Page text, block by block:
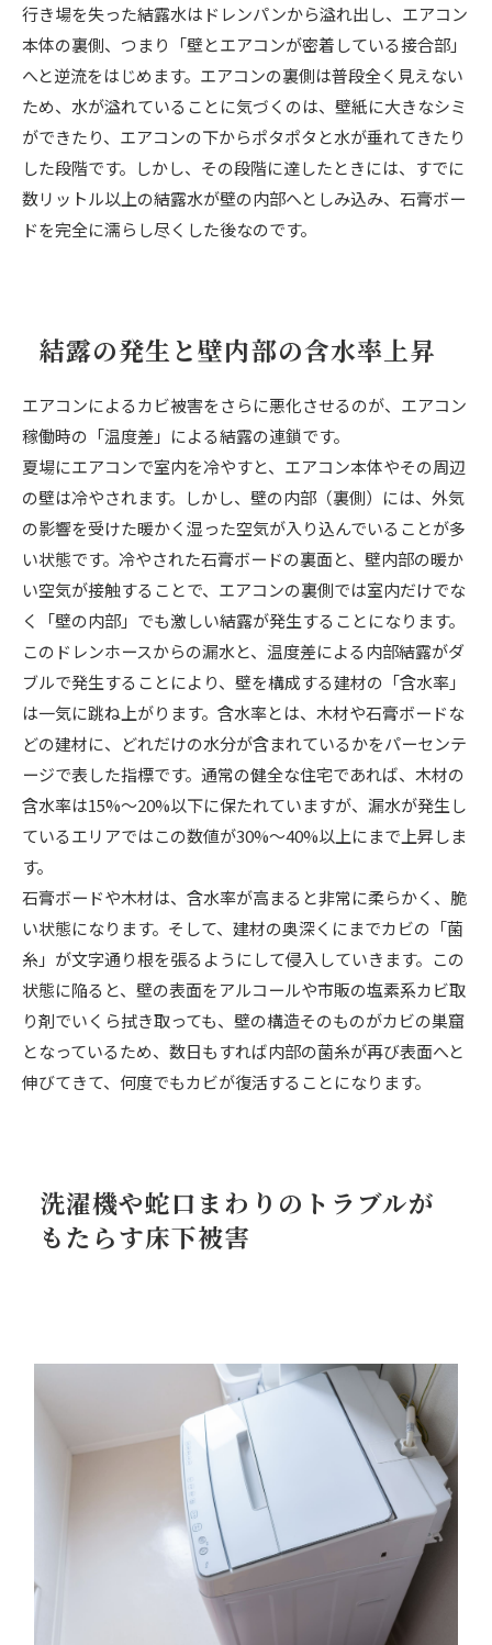
行き場を失った結露水はドレンパンから溢れ出し、エアコン
本体の裏側、つまり「壁とエアコンが密着している接合部」
へと逆流をはじめます。エアコンの裏側は普段全く見えない
ため、水が溢れていることに気づくのは、壁紙に大きなシミ
ができたり、エアコンの下からポタポタと水が垂れてきたり
した段階です。しかし、その段階に達したときには、すでに
数リットル以上の結露水が壁の内部へとしみ込み、石膏ボー
ドを完全に濡らし尽くした後なのです。
結露の発生と壁内部の含水率上昇
エアコンによるカビ被害をさらに悪化させるのが、エアコン
稼働時の「温度差」による結露の連鎖です。
夏場にエアコンで室内を冷やすと、エアコン本体やその周辺
の壁は冷やされます。しかし、壁の内部（裏側）には、外気
の影響を受けた暖かく湿った空気が入り込んでいることが多
い状態です。冷やされた石膏ボードの裏面と、壁内部の暖か
い空気が接触することで、エアコンの裏側では室内だけでな
く「壁の内部」でも激しい結露が発生することになります。
このドレンホースからの漏水と、温度差による内部結露がダ
ブルで発生することにより、壁を構成する建材の「含水率」
は一気に跳ね上がります。含水率とは、木材や石膏ボードな
どの建材に、どれだけの水分が含まれているかをパーセンテ
ージで表した指標です。通常の健全な住宅であれば、木材の
含水率は15%〜20%以下に保たれていますが、漏水が発生し
ているエリアではこの数値が30%〜40%以上にまで上昇しま
す。
石膏ボードや木材は、含水率が高まると非常に柔らかく、脆
い状態になります。そして、建材の奥深くにまでカビの「菌
糸」が文字通り根を張るようにして侵入していきます。この
状態に陥ると、壁の表面をアルコールや市販の塩素系カビ取
り剤でいくら拭き取っても、壁の構造そのものがカビの巣窟
となっているため、数日もすれば内部の菌糸が再び表面へと
伸びてきて、何度でもカビが復活することになります。
洗濯機や蛇口まわりのトラブルが
もたらす床下被害